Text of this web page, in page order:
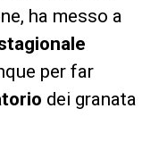
ha messo a
per far
dei granata